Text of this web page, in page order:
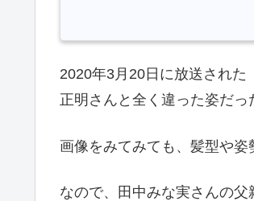
2020年3月20日に放送された
正明さんと全く違った姿だっ
画像をみてみても、髪型や姿
なので、田中みな実さんの父